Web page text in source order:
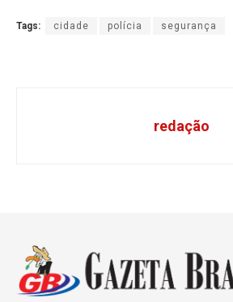
Tags: cidade polícia segurança
redação